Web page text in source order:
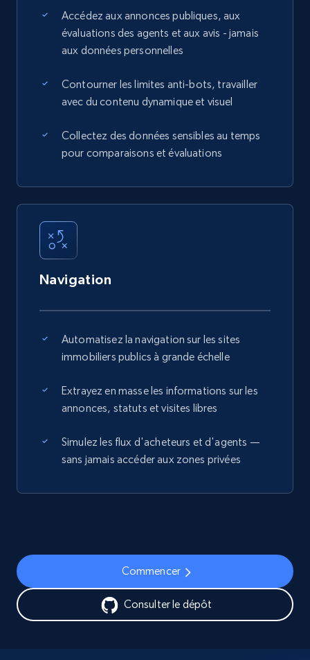
Accédez aux annonces publiques, aux
évaluations des agents et aux avis - jamais
aux données personnelles
Contourner les limites anti-bots, travailler
avec du contenu dynamique et visuel
Collectez des données sensibles au temps
pour comparaisons et évaluations
Navigation
Automatisez la navigation sur les sites
immobiliers publics à grande échelle
Extrayez en masse les informations sur les
annonces, statuts et visites libres
Simulez les flux d'acheteurs et d'agents —
sans jamais accéder aux zones privées
Commencer
Consulter le dépôt